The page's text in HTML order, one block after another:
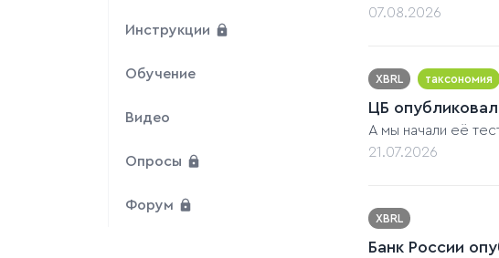
Инструкции
Обучение
Видео
Опросы
Форум
07.08.2026
XBRL таксономия
ЦБ
А мы начали её
21.07.2026
XBRL
Банк России